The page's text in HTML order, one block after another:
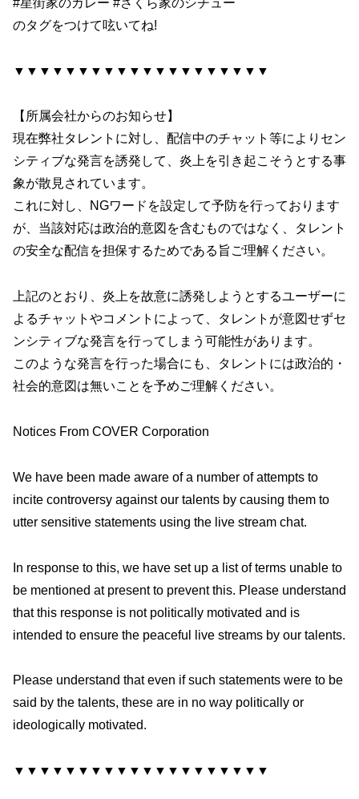
のタグをつけて呟いてね!
▼▼▼▼▼▼▼▼▼▼▼▼▼▼▼▼▼▼▼▼
【所属会社からのお知らせ】
現在弊社タレントに対し、配信中のチャット等によりセン
シティブな発言を誘発して、炎上を引き起こそうとする事
象が散見されています。
これに対し、NGワードを設定して予防を行っております
が、当該対応は政治的意図を含むものではなく、タレント
の安全な配信を担保するためである旨ご理解ください。
上記のとおり、炎上を故意に誘発しようとするユーザーに
よるチャットやコメントによって、タレントが意図せずセ
ンシティブな発言を行ってしまう可能性があります。
このような発言を行った場合にも、タレントには政治的・
社会的意図は無いことを予めご理解ください。
Notices From COVER Corporation
We have been made aware of a number of attempts to
incite controversy against our talents by causing them to
utter sensitive statements using the live stream chat.
In response to this, we have set up a list of terms unable to
be mentioned at present to prevent this. Please understand
that this response is not politically motivated and is
intended to ensure the peaceful live streams by our talents.
Please understand that even if such statements were to be
said by the talents, these are in no way politically or
ideologically motivated.
▼▼▼▼▼▼▼▼▼▼▼▼▼▼▼▼▼▼▼▼